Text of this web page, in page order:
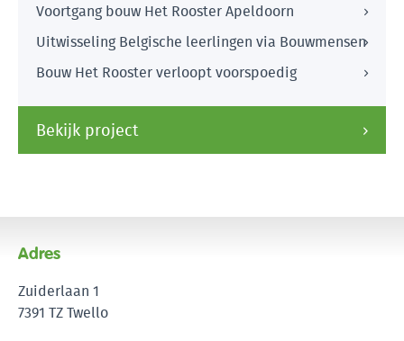
Voortgang bouw Het Rooster Apeldoorn
Uitwisseling Belgische leerlingen via Bouwmensen
Bouw Het Rooster verloopt voorspoedig
Bekijk project
Adres
Zuiderlaan 1
7391 TZ Twello